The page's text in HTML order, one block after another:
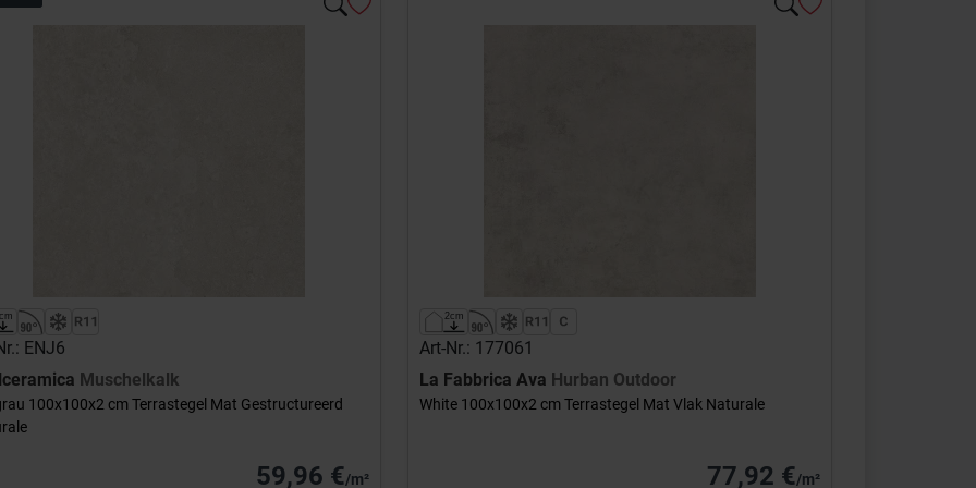
ENJ6
Muschelkalk
100x100x2 cm Terrastegel Mat Gestructureerd
59,96 €/m²
Art-Nr.: 177061
La Fabbrica Ava Hurban Outdoor
White 100x100x2 cm Terrastegel Mat Vlak Naturale
77,92 €/m²